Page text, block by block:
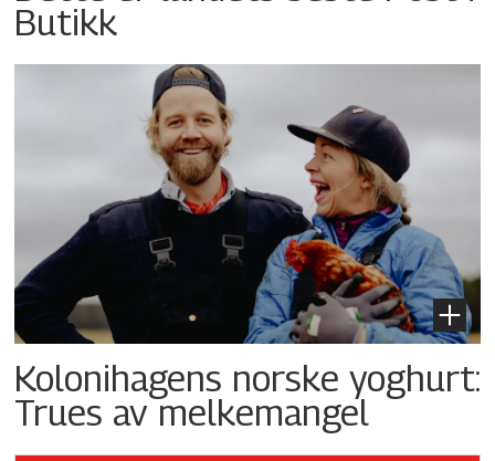
Butikk
Kolonihagens norske yoghurt:
Trues av melkemangel